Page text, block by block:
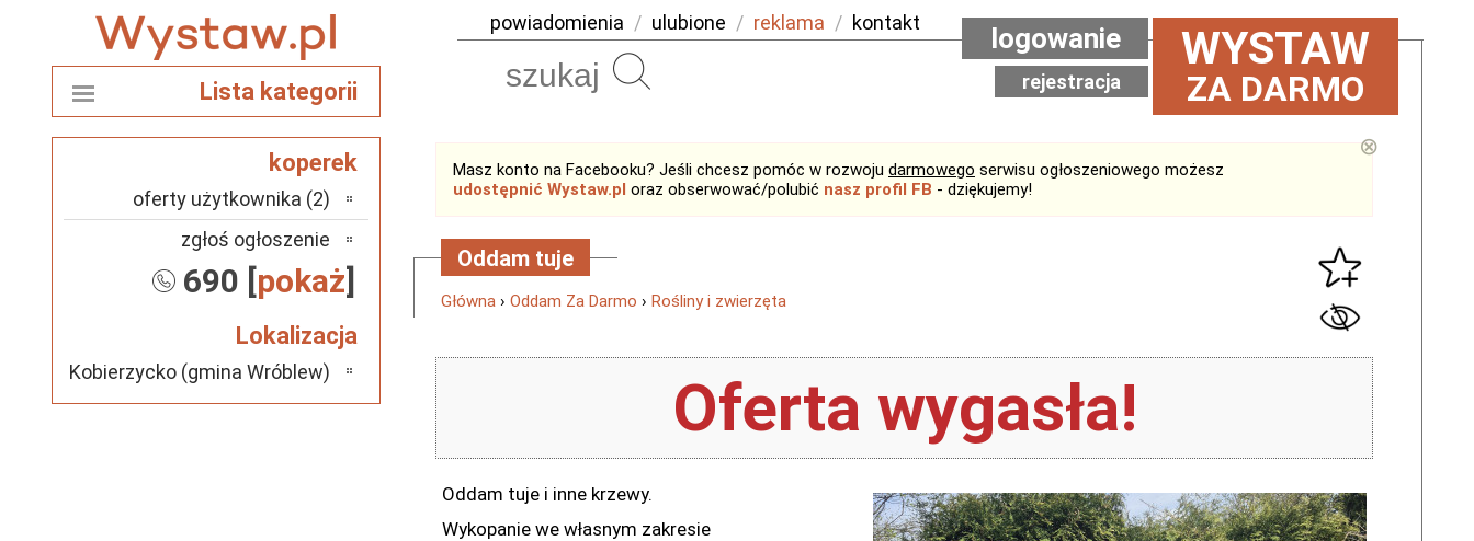
powiadomienia / ulubione / reklama / kontakt WYSTAW
ZA DARMO
logowanie
rejestracja
Masz konto na Facebooku? Jeśli chcesz pomóc w rozwoju darmowego serwisu ogłoszeniowego możesz
udostępnić Wystaw.pl oraz obserwować/polubić nasz profil FB - dziękujemy!
⊗
Oddam tuje
Główna › Oddam Za Darmo › Rośliny i zwierzęta
Oferta wygasła!
Oddam tuje i inne krzewy.
Wykopanie we własnym zakresie
Lista kategorii
koperek
oferty użytkownika (2)
zgłoś ogłoszenie
690 [pokaż]
Lokalizacja
Kobierzycko (gmina Wróblew)